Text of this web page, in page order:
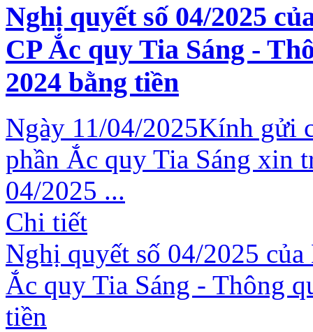
Nghị quyết số 04/2025
CP Ắc quy Tia Sáng -
2024 bằng tiền
Ngày 11/04/2025Kính gửi
phần Ắc quy Tia Sáng xin
04/2025 ...
Chi tiết
Nghị quyết số 04/2025
Ắc quy Tia Sáng - Thông
tiền